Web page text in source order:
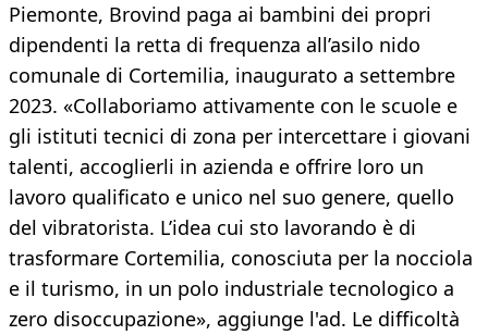
Piemonte, Brovind paga ai bambini dei propri
dipendenti la retta di frequenza all’asilo nido
comunale di Cortemilia, inaugurato a settembre
2023. «Collaboriamo attivamente con le scuole e
gli istituti tecnici di zona per intercettare i giovani
talenti, accoglierli in azienda e offrire loro un
lavoro qualificato e unico nel suo genere, quello
del vibratorista. L’idea cui sto lavorando è di
trasformare Cortemilia, conosciuta per la nocciola
e il turismo, in un polo industriale tecnologico a
zero disoccupazione», aggiunge l'ad. Le difficoltà